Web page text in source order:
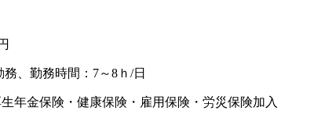
、勤務時間：7～8ｈ/日
年⾦保険・健康保険・雇用保険・労災保険加入